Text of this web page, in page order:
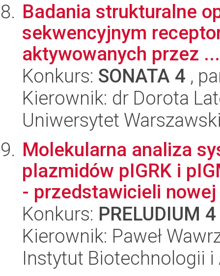
Badania strukturalne
sekwencyjnym
aktywowanych przez ...
Konkurs: SONATA 4 ,
Kierownik: dr Dorota
Uniwersytet
Molekularna analiza
plazmidów pIGRK i
- przedstawicieli
Konkurs: PRELUDIUM 4
Kierownik: Paweł
Instytut Biotechnologii